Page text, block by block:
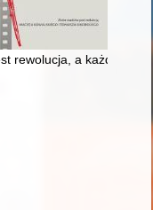
na
rewolucja, a każda